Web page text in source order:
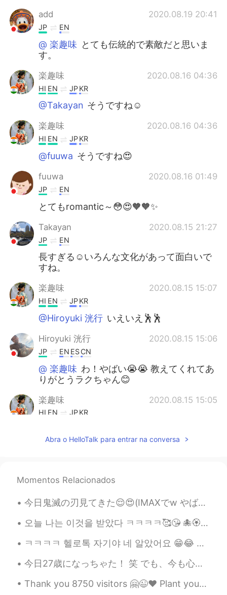
add 2020.08.19 20:41
JP EN
@ 楽趣味 とても伝統的で素敵だと思いま
す。
楽趣味 2020.08.16 04:36
HI EN JPKR
@Takayan そうですね☺️
楽趣味 2020.08.16 04:36
HI EN JPKR
@fuuwa そうですね😍
fuuwa 2020.08.16 01:49
JP EN
とてもromantic～😳😍🧡🧡✨
Takayan 2020.08.15 21:27
JP EN
長すぎる☺️いろんな文化があって面白いで
すね。
楽趣味 2020.08.15 15:07
HI EN JPKR
@Hiroyuki 洸行 いえいえ🕺🕺
Hiroyuki 洸行 2020.08.15 15:06
JP EN ESCN
@ 楽趣味 わ！やばい😭😭 教えてくれてあ
りがとうラクちゃん😊
楽趣味 2020.08.15 15:05
HI EN JPKR
いけど日本の円で言うと430万ぐらいだと
JP ENESCN
おかしい所は訂正してもらってる所以外は
三日間でいくら？
楽趣味 2020.08.15 14:59
Abra o HelloTalk para entrar na conversa
Momentos Relacionados
今日鬼滅の刃見てきた😌😍(IMAXでw やばい) 漫画読んでたから心の準備できた☺ でも、それでも悲しくて😭 人が多くてちゃんと泣けなくて、歩く時は重く感じながら帰ってきた笑笑 悲しさが重くて頭...
오늘 나는 이것을 받았다 ㅋㅋㅋㅋ🥰😘 🐙🏵️🤤 나의 가장 사랑하는 사람으로부터🤗😍 당신은 사랑스럽고 나도 당신을 정말 사랑해요❤️❤️💜💜 진심으로 고마워요 ㅋㅋㅋㅋ 자기😁😘🙈🤗
ㅋㅋㅋㅋ 헬로톡 자기야 네 알았어요 😁😂 개꿀띠😈😉❤️💜🤗 My Visitors reached 11k+ ☺️🤷 can't see exact numbers. 🧛🖤🤤
今日27歳になっちゃた！ 笑 でも、今も心が16歳だから大丈夫😍 今日考えたよりめっちゃ良い誕生日だった 😍 天気もめっちゃ良い！❤ 毎日gパンとtシャツ着てるけど、今日ワンピース着てたから...
Thank you 8750 visitors 🤗😉❤️ Plant your likes 👍🏻Make a mark Leave your trace Light or dark...😘💞💜...